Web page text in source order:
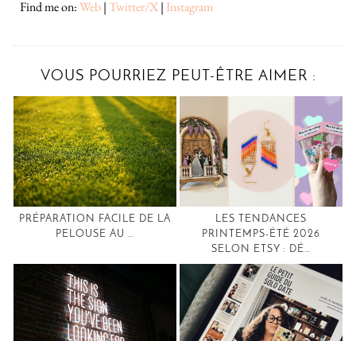
Find me on:Web|Twitter/X| Instagram
VOUS POURRIEZ PEUT-ÊTRE AIMER :
PRÉPARATION FACILE DE LA
PELOUSE AU …
LES TENDANCES
PRINTEMPS-ÉTÉ 2026
SELON ETSY : DÉ…